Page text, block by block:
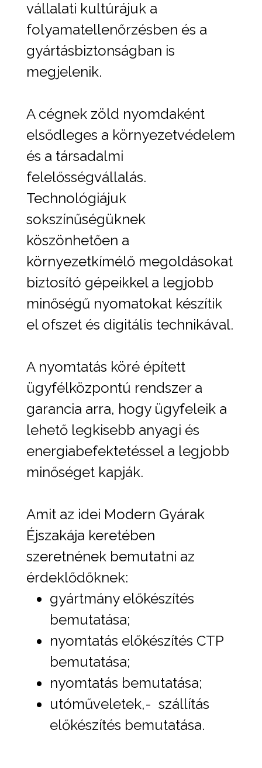
vállalati kultúrájuk a
folyamatellenőrzésben és a
gyártásbiztonságban is
megjelenik.
A cégnek zöld nyomdaként
elsődleges a környezetvédelem
és a társadalmi
felelősségvállalás.
Technológiájuk
sokszínűségüknek
köszönhetően a
környezetkímélő megoldásokat
biztosító gépeikkel a legjobb
minőségű nyomatokat készítik
el ofszet és digitális technikával.
A nyomtatás köré épített
ügyfélközpontú rendszer a
garancia arra, hogy ügyfeleik a
lehető legkisebb anyagi és
energiabefektetéssel a legjobb
minőséget kapják.
Amit az idei Modern Gyárak
Éjszakája keretében
szeretnének bemutatni az
érdeklődőknek:
gyártmány előkészítés
bemutatása;
nyomtatás előkészítés CTP
bemutatása;
nyomtatás bemutatása;
utóműveletek,- szállítás
előkészítés bemutatása.